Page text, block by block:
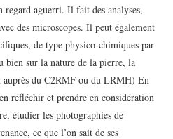
regard aguerri. Il fait des analyses,
des microscopes. Il peut également
de type physico-chimiques par
bien sur la nature de la pierre, la
auprès du C2RMF ou du LRMH) En
réfléchir et prendre en considération
étudier les photographies de
ce que l’on sait de ses